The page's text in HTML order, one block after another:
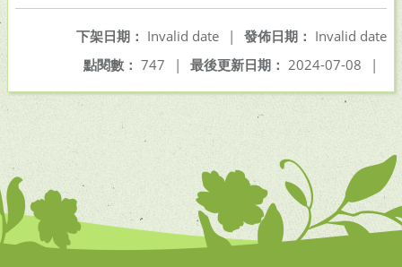
發佈日期： Invalid date
下架日期： Invalid date
|
最後更新日期： 2024-07-08 |
點閱數： 747 |